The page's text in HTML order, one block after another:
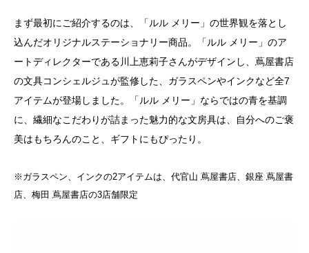
まず最初にご紹介するのは、「ルル メリー」の世界観を落とし
込んだオリジナルステーショナリー商品。「ルル メリー」のア
ートディレクターである川上恵莉子さんがデザインし、蔦屋書店
の文具コンシェルジュが監修した、ガラスペンやインクなど全7
アイテムが登場しました。「ルル メリー」ならではの青を基調
に、繊細なこだわりが詰まった魅力的な文房具は、自分へのご褒
美はもちろんのこと、ギフトにもぴったり。
※ガラスペン、インクの2アイテムは、代官山 蔦屋書店、銀座 蔦屋書
店、梅田 蔦屋書店の3店舗限定